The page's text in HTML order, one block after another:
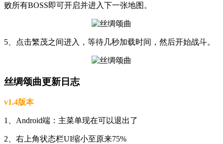
败所有BOSS即可开启并进入下一张地图。
5、点击繁茂之间进入，等待几秒加载时间，然后开始战斗。
丝绸颂曲更新日志
v1.4版本
1、Android端：主菜单现在可以退出了
2、右上角状态栏UI缩小至原来75%